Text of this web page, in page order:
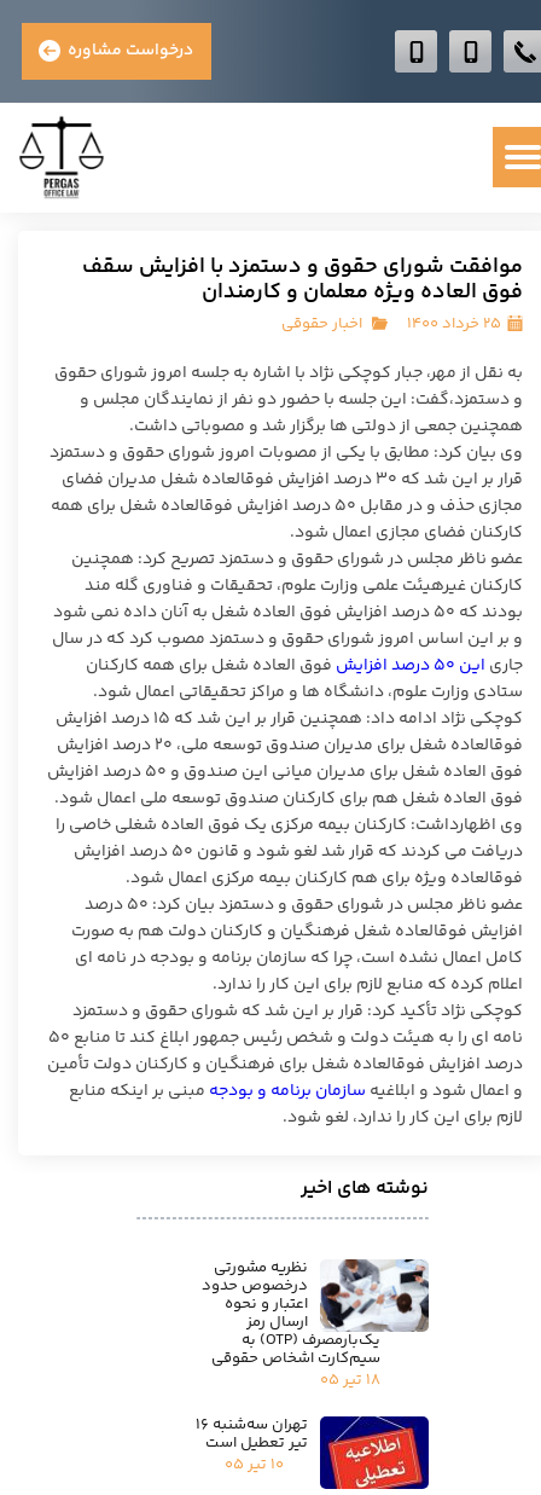
درخواست مشاوره
موافقت شورای حقوق و دستمزد با افزایش سقف
فوق‌ العاده ویژه معلمان و کارمندان
۲۵ خرداد ۱۴۰۰ اخبار حقوقی
به نقل از مهر، جبار کوچکی نژاد با اشاره به جلسه امروز شورای حقوق
و دستمزد،گفت: این جلسه با حضور دو نفر از نمایندگان مجلس و
همچنین جمعی از دولتی ها برگزار شد و مصوباتی داشت.
وی بیان کرد: مطابق با یکی از مصوبات امروز شورای حقوق و دستمزد
قرار بر این شد که ۳۰ درصد افزایش فوقالعاده شغل مدیران فضای
مجازی حذف و در مقابل ۵۰ درصد افزایش فوقالعاده شغل برای همه
کارکنان فضای مجازی اعمال شود.
عضو ناظر مجلس در شورای حقوق و دستمزد تصریح کرد: همچنین
کارکنان غیرهیئت علمی وزارت علوم، تحقیقات و فناوری گله مند
بودند که ۵۰ درصد افزایش فوق العاده شغل به آنان داده نمی شود
و بر این اساس امروز شورای حقوق و دستمزد مصوب کرد که در سال
جاری این ۵۰ درصد افزایش
فوق العاده شغل برای همه کارکنان
ستادی وزارت علوم، دانشگاه ها و مراکز تحقیقاتی اعمال شود.
کوچکی نژاد ادامه داد: همچنین قرار بر این شد که ۱۵ درصد افزایش
فوقالعاده شغل برای مدیران صندوق توسعه ملی، ۲۰ درصد افزایش
فوق العاده شغل برای مدیران میانی این صندوق و ۵۰ درصد افزایش
فوق العاده شغل هم برای کارکنان صندوق توسعه ملی اعمال شود.
وی اظهارداشت: کارکنان بیمه مرکزی یک فوق العاده شغلی خاصی را
دریافت می کردند که قرار شد لغو شود و قانون ۵۰ درصد افزایش
فوقالعاده ویژه برای هم کارکنان بیمه مرکزی اعمال شود.
عضو ناظر مجلس در شورای حقوق و دستمزد بیان کرد: ۵۰ درصد
افزایش فوقالعاده شغل فرهنگیان و کارکنان دولت هم به صورت
کامل اعمال نشده است، چرا که سازمان برنامه و بودجه در نامه ای
اعلام کرده که منابع لازم برای این کار را ندارد.
کوچکی نژاد تأکید کرد: قرار بر این شد که شورای حقوق و دستمزد
نامه ای را به هیئت دولت و شخص رئیس جمهور ابلاغ کند تا منابع ۵۰
درصد افزایش فوقالعاده شغل برای فرهنگیان و کارکنان دولت تأمین
و اعمال شود و ابلاغیه سازمان برنامه و بودجه مبنی بر اینکه منابع
لازم برای این کار را ندارد، لغو شود.
نوشته های اخیر
نظریه مشورتی
درخصوص حدود
اعتبار و نحوه
ارسال رمز
یک‌بارمصرف (OTP) به
سیم‌کارت اشخاص حقوقی
۱۸ تیر ۰۵
تهران سه‌شنبه ۱۶
تیر تعطیل است
۱۰ تیر ۰۵